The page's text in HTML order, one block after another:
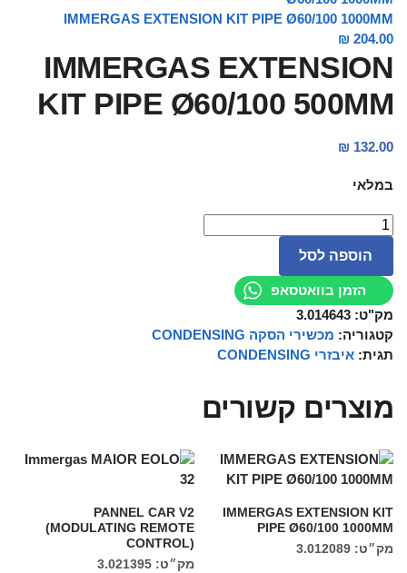
IMMERGAS EXTENSION KIT PIPE Ø60/100 1000MM
₪ 204.00
IMMERGAS EXTENSION
KIT PIPE Ø60/100 500MM
₪ 132.00
במלאי
הוספה לסל
הזמן בוואטסאפ
מק"ט: 3.014643
קטגוריה: מכשירי הסקה CONDENSING
תגית: איבזרי CONDENSING
מוצרים קשורים
IMMERGAS EXTENSION KIT
PIPE Ø60/100 1000MM
מק״ט: 3.012089
PANNEL CAR V2
(MODULATING REMOTE
CONTROL)
מק״ט: 3.021395